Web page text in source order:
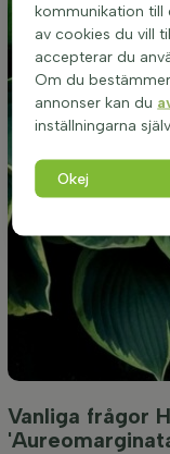
Vanliga frågor
kommunikation till
av cookies du vill
accepterar du
Om du
annonser kan du
inställningarna
Okej